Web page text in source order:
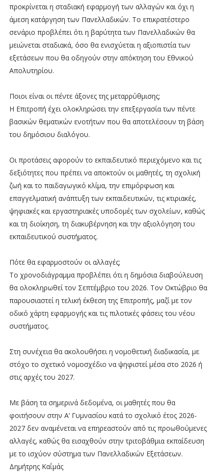
προκρίνεται η σταδιακή εφαρμογή των αλλαγών και όχι η
άμεση κατάργηση των Πανελλαδικών. Το επικρατέστερο
σενάριο προβλέπει ότι η βαρύτητα των Πανελλαδικών θα
μειώνεται σταδιακά, όσο θα ενισχύεται η αξιοπιστία των
εξετάσεων που θα οδηγούν στην απόκτηση του Εθνικού
Απολυτηρίου.
Ποιοι είναι οι πέντε άξονες της μεταρρύθμισης;
Η Επιτροπή έχει ολοκληρώσει την επεξεργασία των πέντε
βασικών θεματικών ενοτήτων που θα αποτελέσουν τη βάση
του δημόσιου διαλόγου.
Οι προτάσεις αφορούν το εκπαιδευτικό περιεχόμενο και τις
δεξιότητες που πρέπει να αποκτούν οι μαθητές, τη σχολική
ζωή και το παιδαγωγικό κλίμα, την επιμόρφωση και
επαγγελματική ανάπτυξη των εκπαιδευτικών, τις κτιριακές,
ψηφιακές και εργαστηριακές υποδομές των σχολείων, καθώς
και τη διοίκηση, τη διακυβέρνηση και την αξιολόγηση του
εκπαιδευτικού συστήματος.
Πότε θα εφαρμοστούν οι αλλαγές;
Το χρονοδιάγραμμα προβλέπει ότι η δημόσια διαβούλευση
θα ολοκληρωθεί τον Σεπτέμβριο του 2026. Τον Οκτώβριο θα
παρουσιαστεί η τελική έκθεση της Επιτροπής, μαζί με τον
οδικό χάρτη εφαρμογής και τις πιλοτικές φάσεις του νέου
συστήματος.
Στη συνέχεια θα ακολουθήσει η νομοθετική διαδικασία, με
στόχο το σχετικό νομοσχέδιο να ψηφιστεί μέσα στο 2026 ή
στις αρχές του 2027.
Με βάση τα σημερινά δεδομένα, οι μαθητές που θα
φοιτήσουν στην Α’ Γυμνασίου κατά το σχολικό έτος 2026-
2027 δεν αναμένεται να επηρεαστούν από τις προωθούμενες
αλλαγές, καθώς θα εισαχθούν στην τριτοβάθμια εκπαίδευση
με το ισχύον σύστημα των Πανελλαδικών Εξετάσεων.
Δημήτρης Καΐμάς